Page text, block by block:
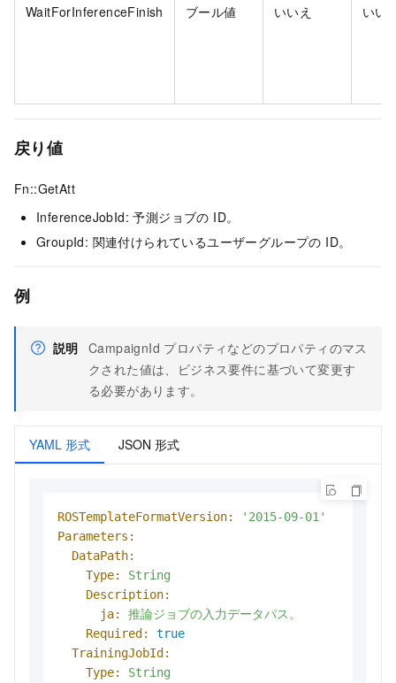
WaitForInferenceFinish ブール値 いいえ いい
戻り値
Fn::GetAtt
InferenceJobId: 予測ジョブの ID。
GroupId: 関連付けられているユーザーグループの ID。
例
説明 CampaignId プロパティなどのプロパティのマス
クされた値は、ビジネス要件に基づいて変更す
る必要があります。
YAML 形式 JSON 形式
ROSTemplateFormatVersion:
'2015-09-01'
Parameters:
DataPath:
Type:
String
Description:
ja:
推論ジョブの入力データパス。
Required:
true
TrainingJobId:
Type:
String